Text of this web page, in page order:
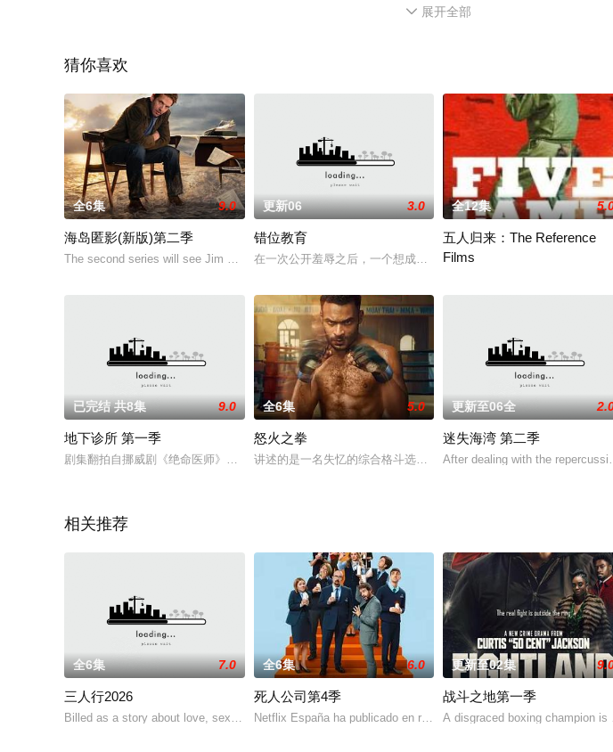
清无删减完整版电视剧全集就上星空电影网，更多相关信息可移步至豆瓣电视剧、电视猫或剧情网等
 展开全部
猜你喜欢
全6集 9.0
海岛匿影(新版)第二季
The second series will see Jim Bergerac starting to put his life back toget
更新06 3.0
错位教育
在一次公开羞辱之后，一个想成为网红的人进入了一所小镇大学，在
全12集
五人归来：The Reference
Films
这部合集包括 12 部二战时期的
已完结 共8集 9.0
地下诊所 第一季
剧集翻拍自挪威剧《绝命医师》，讲述外科医生丹尼尔(斯特朗饰)在悲剧命运的驱使下来到了一家伦敦的
全6集 5.0
怒火之拳
讲述的是一名失忆的综合格斗选手为在综合格斗界占据一席之地而奋
更新至06全
迷失海湾 第二季
After dealing with the
相关推荐
全6集 7.0
三人行2026
Billed as a story about love, sex and passion – a reflection of the meaning
全6集 6.0
死人公司第4季
Netflix España ha publicado en redes sociales una foto en el set de
更新至02集
战斗之地第一季
A disgraced boxing champion is